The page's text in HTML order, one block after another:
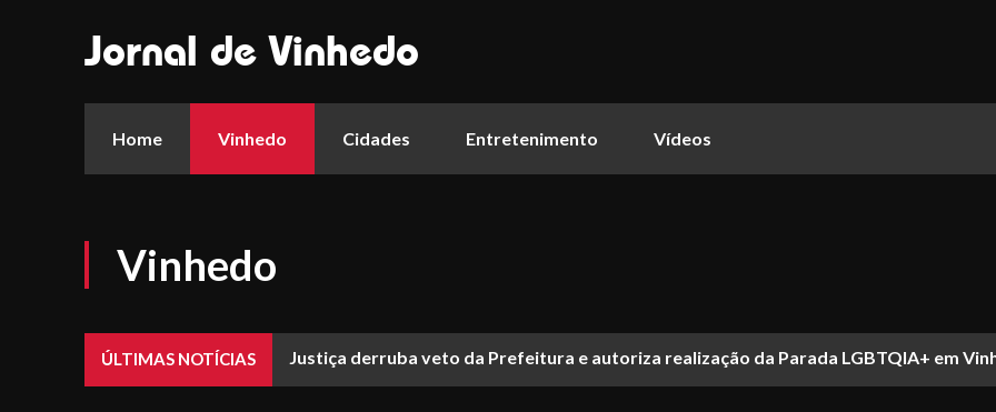
Jornal de Vinhedo
Home Vinhedo Cidades Entretenimento Vídeos
Vinhedo
ÚLTIMAS NOTÍCIAS Justiça derruba veto da Prefeitura e autoriza realização da Parada LGBTQIA+ em